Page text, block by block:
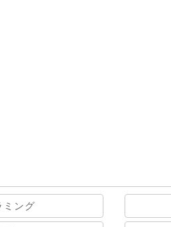
ミング